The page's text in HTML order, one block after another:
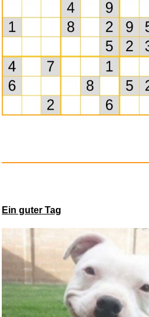
Teleco TXP-
WISO Steuer
Ein guter Tag